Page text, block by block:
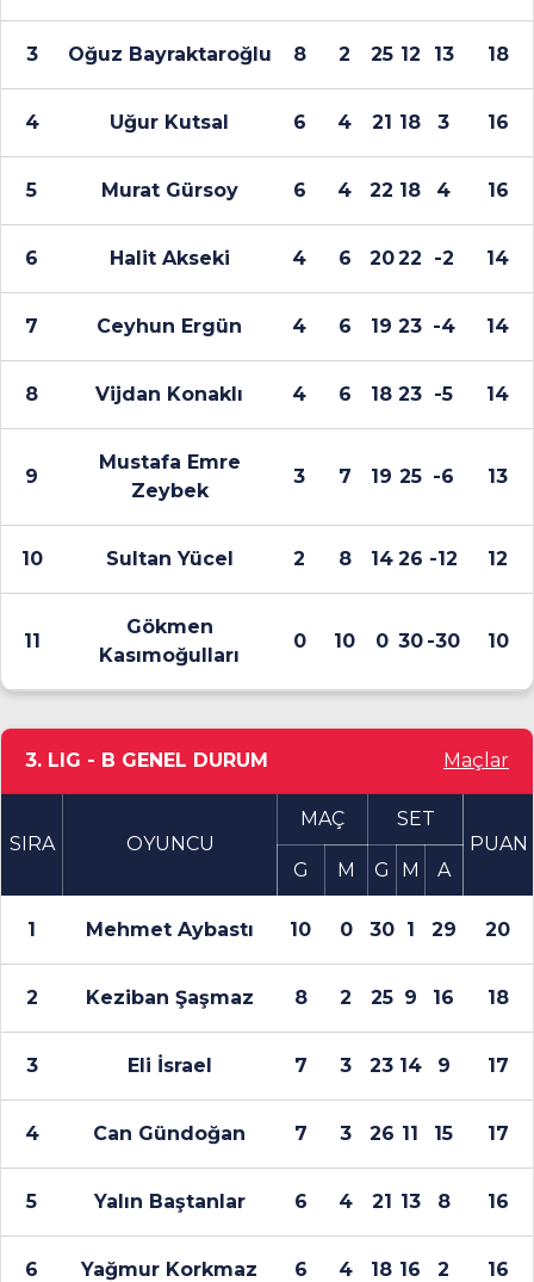
3 Oğuz Bayraktaroğlu 8 2 25 12 13 18
4 Uğur Kutsal 6 4 21 18 3 16
5 Murat Gürsoy 6 4 22 18 4 16
6 Halit Akseki 4 6 2022 -2 14
7 Ceyhun Ergün 4 6 19 23 -4 14
8 Vijdan Konaklı 4 6 18 23 -5 14
9
Mustafa Emre
Zeybek
3 7 19 25 -6 13
10 Sultan Yücel 2 8 14 26 -12 12
11
Gökmen
Kasımoğulları
0 10 0 30 -30 10
3. LIG - B GENEL DURUM Maçlar
SIRA OYUNCU
MAÇ
SET
PUAN
G
M G M A
1 Mehmet Aybastı 10 0 30 1 29 20
2 Keziban Şaşmaz 8 2 25 9 16 18
3 Eli İsrael 7 3 23 14 9 17
4 Can Gündoğan 7 3 26 11 15 17
5 Yalın Baştanlar 6 4 21 13 8 16
6 Yağmur Korkmaz 6 4 18 16 2 16